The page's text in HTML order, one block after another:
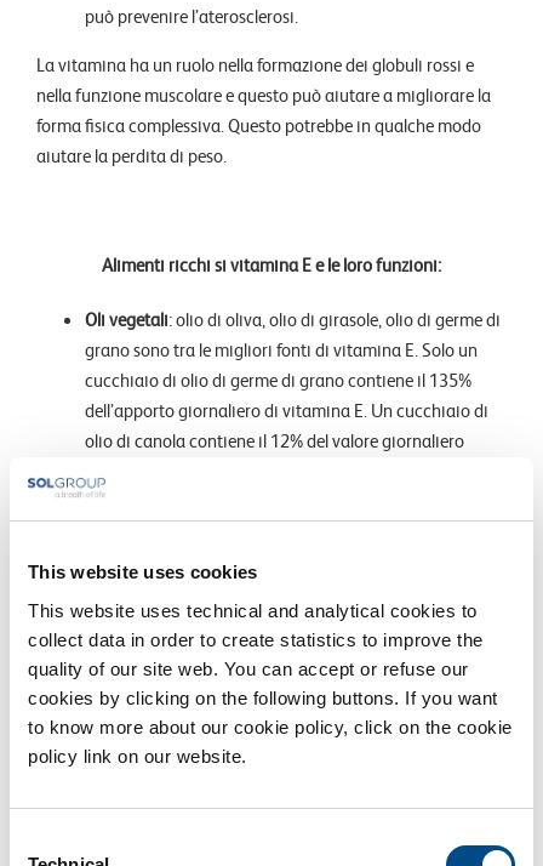
This website uses cookies
This website uses technical and analytical cookies to
collect data in order to create statistics to improve the
quality of our site web. You can accept or refuse our
cookies by clicking on the following buttons. If you want
to know more about our cookie policy, click on the cookie
policy link on our website.
può prevenire l’aterosclerosi.
La vitamina ha un ruolo nella formazione dei globuli rossi e
nella funzione muscolare e questo può aiutare a migliorare la
forma fisica complessiva. Questo potrebbe in qualche modo
aiutare la perdita di peso.
Alimenti ricchi si vitamina E e le loro funzioni:
Oli vegetali: olio di oliva, olio di girasole, olio di germe di
grano sono tra le migliori fonti di vitamina E. Solo un
cucchiaio di olio di germe di grano contiene il 135%
dell’apporto giornaliero di vitamina E. Un cucchiaio di
olio di canola contiene il 12% del valore giornaliero
oli vegetali, ma quando si ha bisogno di aumentare
inclusi in un percorso di dieta sana.
Semi di girasole: sono ricchi di sostanze nutritive
essenziali tra cui vitamina E, magnesio, rame, vitamina
B1, selenio e fibre. È possibile guarnire la solita insalata
di pollo o tonno con semi di girasole per insaporire in un
attimo il piatto.
verde; ospitano diverse vitamine e minerali essenziali, in